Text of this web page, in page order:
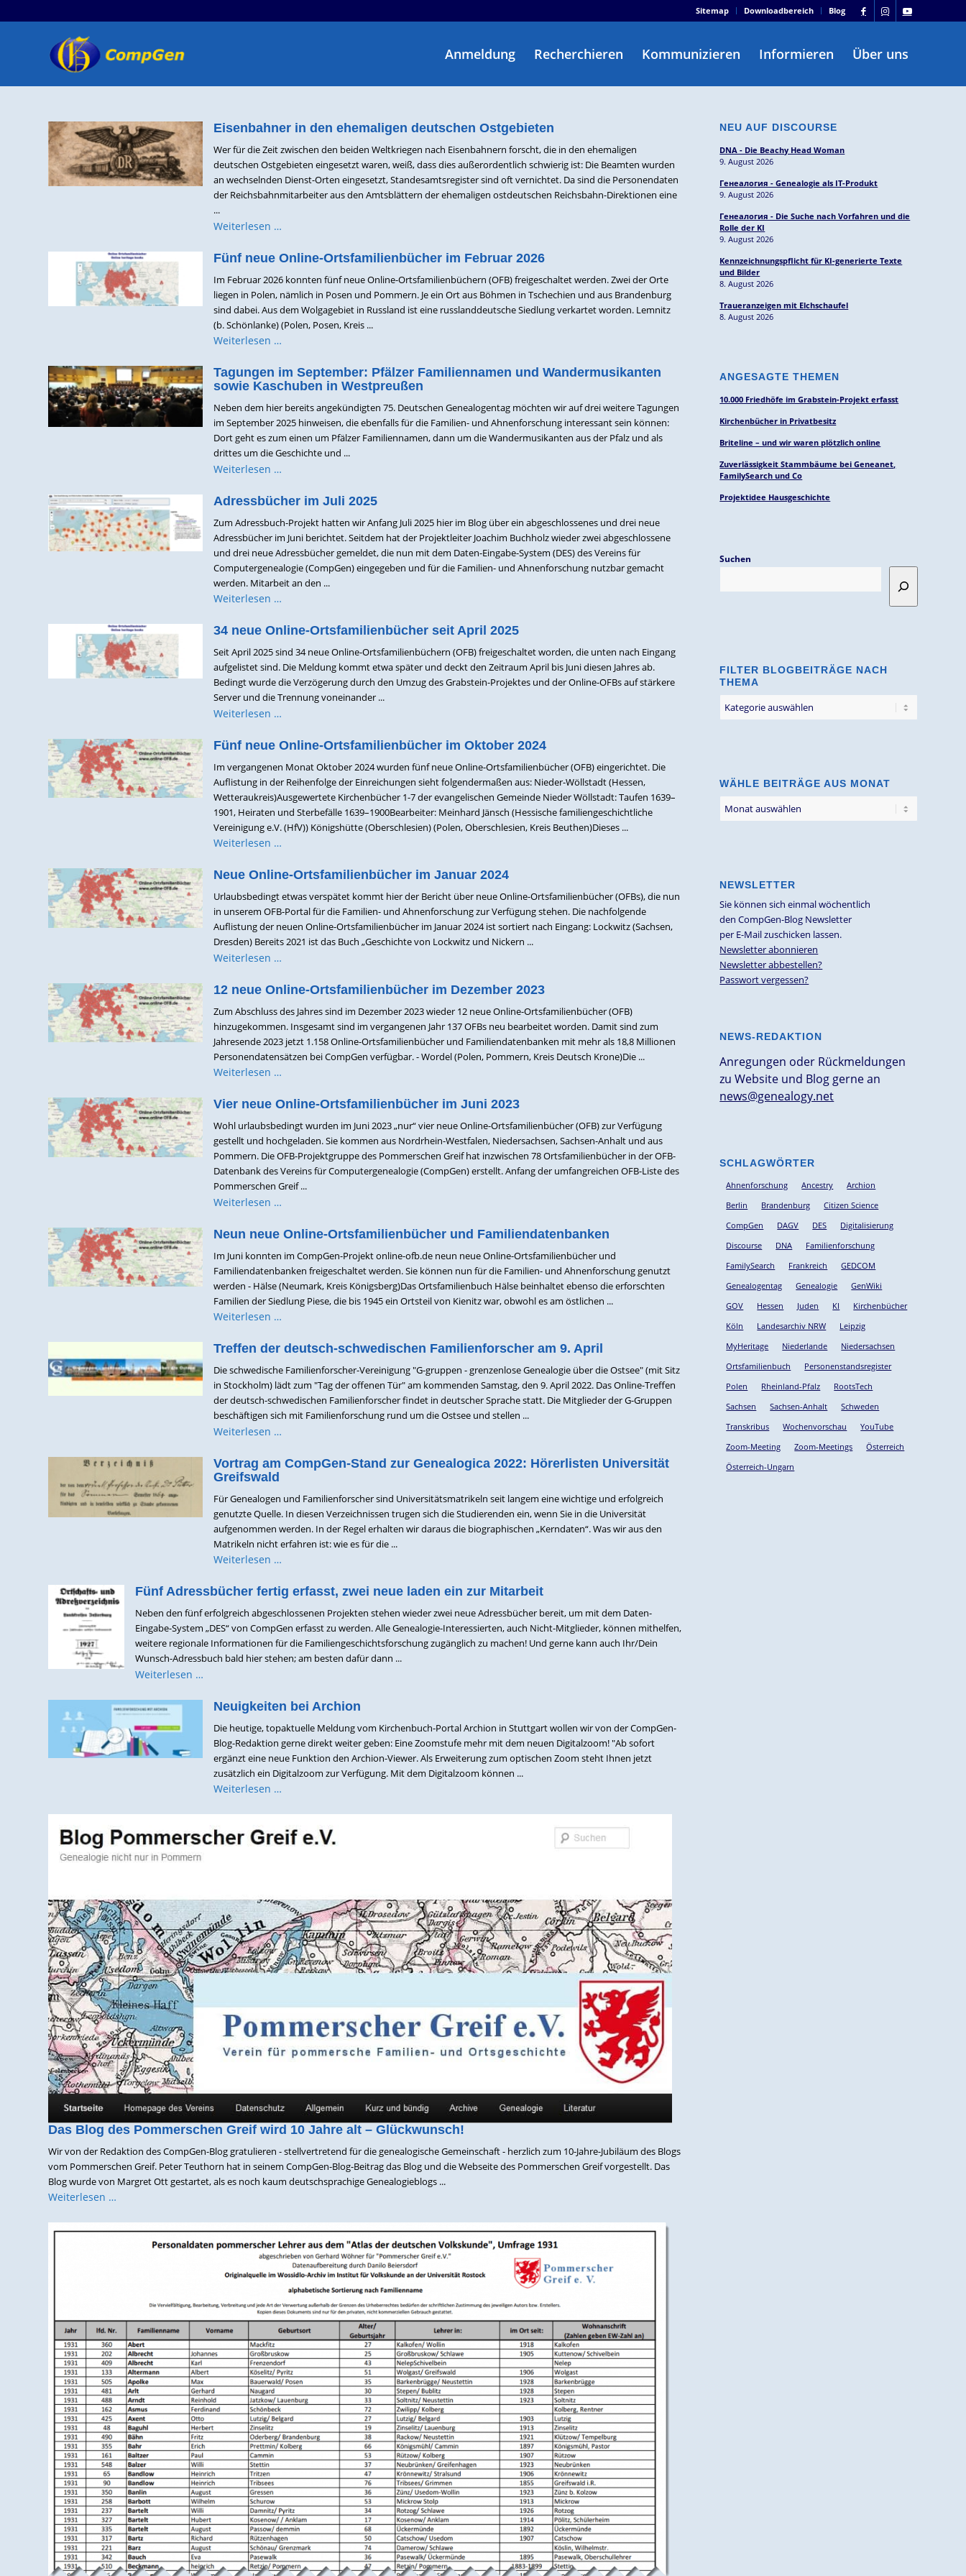
Sitemap Downloadbereich Blog
Anmeldung Recherchieren Kommunizieren Informieren Über uns
Eisenbahner in den ehemaligen deutschen Ostgebieten
Wer für die Zeit zwischen den beiden Weltkriegen nach Eisenbahnern forscht, die in den ehemaligen
deutschen Ostgebieten eingesetzt waren, weiß, dass dies außerordentlich schwierig ist: Die Beamten wurden
an wechselnden Dienst-Orten eingesetzt, Standesamtsregister sind oft vernichtet. Da sind die Personendaten
der Reichsbahnmitarbeiter aus den Amtsblättern der ehemaligen ostdeutschen Reichsbahn-Direktionen eine
...
Weiterlesen …
Fünf neue Online-Ortsfamilienbücher im Februar 2026
Im Februar 2026 konnten fünf neue Online-Ortsfamilienbüchern (OFB) freigeschaltet werden. Zwei der Orte
liegen in Polen, nämlich in Posen und Pommern. Je ein Ort aus Böhmen in Tschechien und aus Brandenburg
sind dabei. Aus dem Wolgagebiet in Russland ist eine russlanddeutsche Siedlung verkartet worden. Lemnitz
(b. Schönlanke) (Polen, Posen, Kreis ...
Weiterlesen …
Tagungen im September: Pfälzer Familiennamen und Wandermusikanten
sowie Kaschuben in Westpreußen
Neben dem hier bereits angekündigten 75. Deutschen Genealogentag möchten wir auf drei weitere Tagungen
im September 2025 hinweisen, die ebenfalls für die Familien- und Ahnenforschung interessant sein können:
Dort geht es zum einen um Pfälzer Familiennamen, dann um die Wandermusikanten aus der Pfalz und als
drittes um die Geschichte und ...
Weiterlesen …
Adressbücher im Juli 2025
Zum Adressbuch-Projekt hatten wir Anfang Juli 2025 hier im Blog über ein abgeschlossenes und drei neue
Adressbücher im Juni berichtet. Seitdem hat der Projektleiter Joachim Buchholz wieder zwei abgeschlossene
und drei neue Adressbücher gemeldet, die nun mit dem Daten-Eingabe-System (DES) des Vereins für
Computergenealogie (CompGen) eingegeben und für die Familien- und Ahnenforschung nutzbar gemacht
werden. Mitarbeit an den ...
Weiterlesen …
34 neue Online-Ortsfamilienbücher seit April 2025
Seit April 2025 sind 34 neue Online-Ortsfamilienbüchern (OFB) freigeschaltet worden, die unten nach Eingang
aufgelistet sind. Die Meldung kommt etwa später und deckt den Zeitraum April bis Juni diesen Jahres ab.
Bedingt wurde die Verzögerung durch den Umzug des Grabstein-Projektes und der Online-OFBs auf stärkere
Server und die Trennung voneinander ...
Weiterlesen …
Fünf neue Online-Ortsfamilienbücher im Oktober 2024
Im vergangenen Monat Oktober 2024 wurden fünf neue Online-Ortsfamilienbücher (OFB) eingerichtet. Die
Auflistung in der Reihenfolge der Einreichungen sieht folgendermaßen aus: Nieder-Wöllstadt (Hessen,
Wetteraukreis)Ausgewertete Kirchenbücher 1-7 der evangelischen Gemeinde Nieder Wöllstadt: Taufen 1639–
1901, Heiraten und Sterbefälle 1639–1900Bearbeiter: Meinhard Jänsch (Hessische familiengeschichtliche
Vereinigung e.V. (HfV)) Königshütte (Oberschlesien) (Polen, Oberschlesien, Kreis Beuthen)Dieses ...
Weiterlesen …
Neue Online-Ortsfamilienbücher im Januar 2024
Urlaubsbedingt etwas verspätet kommt hier der Bericht über neue Online-Ortsfamilienbücher (OFBs), die nun
in unserem OFB-Portal für die Familien- und Ahnenforschung zur Verfügung stehen. Die nachfolgende
Auflistung der neuen Online-Ortsfamilienbücher im Januar 2024 ist sortiert nach Eingang: Lockwitz (Sachsen,
Dresden) Bereits 2021 ist das Buch „Geschichte von Lockwitz und Nickern ...
Weiterlesen …
12 neue Online-Ortsfamilienbücher im Dezember 2023
Zum Abschluss des Jahres sind im Dezember 2023 wieder 12 neue Online-Ortsfamilienbücher (OFB)
hinzugekommen. Insgesamt sind im vergangenen Jahr 137 OFBs neu bearbeitet worden. Damit sind zum
Jahresende 2023 jetzt 1.158 Online-Ortsfamilienbücher und Familiendatenbanken mit mehr als 18,8 Millionen
Personendatensätzen bei CompGen verfügbar. - Wordel (Polen, Pommern, Kreis Deutsch Krone)Die ...
Weiterlesen …
Vier neue Online-Ortsfamilienbücher im Juni 2023
Wohl urlaubsbedingt wurden im Juni 2023 „nur“ vier neue Online-Ortsfamilienbücher (OFB) zur Verfügung
gestellt und hochgeladen. Sie kommen aus Nordrhein-Westfalen, Niedersachsen, Sachsen-Anhalt und aus
Pommern. Die OFB-Projektgruppe des Pommerschen Greif hat inzwischen 78 Ortsfamilienbücher in der OFB-
Datenbank des Vereins für Computergenealogie (CompGen) erstellt. Anfang der umfangreichen OFB-Liste des
Pommerschen Greif ...
Weiterlesen …
Neun neue Online-Ortsfamilienbücher und Familiendatenbanken
Im Juni konnten im CompGen-Projekt online-ofb.de neun neue Online-Ortsfamilienbücher und
Familiendatenbanken freigeschaltet werden. Sie können nun für die Familien- und Ahnenforschung genutzt
werden - Hälse (Neumark, Kreis Königsberg)Das Ortsfamilienbuch Hälse beinhaltet ebenso die erforschten
Familien der Siedlung Piese, die bis 1945 ein Ortsteil von Kienitz war, obwohl es am östlichen ...
Weiterlesen …
Treffen der deutsch-schwedischen Familienforscher am 9. April
Die schwedische Familienforscher-Vereinigung "G-gruppen - grenzenlose Genealogie über die Ostsee" (mit Sitz
in Stockholm) lädt zum "Tag der offenen Tür" am kommenden Samstag, den 9. April 2022. Das Online-Treffen
der deutsch-schwedischen Familienforscher findet in deutscher Sprache statt. Die Mitglieder der G-Gruppen
beschäftigen sich mit Familienforschung rund um die Ostsee und stellen ...
Weiterlesen …
Vortrag am CompGen-Stand zur Genealogica 2022: Hörerlisten Universität
Greifswald
Für Genealogen und Familienforscher sind Universitätsmatrikeln seit langem eine wichtige und erfolgreich
genutzte Quelle. In diesen Verzeichnissen trugen sich die Studierenden ein, wenn Sie in die Universität
aufgenommen werden. In der Regel erhalten wir daraus die biographischen „Kerndaten“. Was wir aus den
Matrikeln nicht erfahren ist: wie es für die ...
Weiterlesen …
Fünf Adressbücher fertig erfasst, zwei neue laden ein zur Mitarbeit
Neben den fünf erfolgreich abgeschlossenen Projekten stehen wieder zwei neue Adressbücher bereit, um mit dem Daten-
Eingabe-System „DES“ von CompGen erfasst zu werden. Alle Genealogie-Interessierten, auch Nicht-Mitglieder, können mithelfen,
weitere regionale Informationen für die Familiengeschichtsforschung zugänglich zu machen! Und gerne kann auch Ihr/Dein
Wunsch-Adressbuch bald hier stehen; am besten dafür dann ...
Weiterlesen …
Neuigkeiten bei Archion
Die heutige, topaktuelle Meldung vom Kirchenbuch-Portal Archion in Stuttgart wollen wir von der CompGen-
Blog-Redaktion gerne direkt weiter geben: Eine Zoomstufe mehr mit dem neuen Digitalzoom! "Ab sofort
ergänzt eine neue Funktion den Archion-Viewer. Als Erweiterung zum optischen Zoom steht Ihnen jetzt
zusätzlich ein Digitalzoom zur Verfügung. Mit dem Digitalzoom können ...
Weiterlesen …
Das Blog des Pommerschen Greif wird 10 Jahre alt – Glückwunsch!
Wir von der Redaktion des CompGen-Blog gratulieren - stellvertretend für die genealogische Gemeinschaft - herzlich zum 10-Jahre-Jubiläum des Blogs
vom Pommerschen Greif. Peter Teuthorn hat in seinem CompGen-Blog-Beitrag das Blog und die Webseite des Pommerschen Greif vorgestellt. Das
Blog wurde von Margret Ott gestartet, als es noch kaum deutschsprachige Genealogieblogs ...
Weiterlesen …
NEU AUF DISCOURSE
DNA - Die Beachy Head Woman
9. August 2026
Генеалогия - Genealogie als IT-Produkt
9. August 2026
Генеалогия - Die Suche nach Vorfahren und die
Rolle der KI
9. August 2026
Kennzeichnungspflicht für KI-generierte Texte
und Bilder
8. August 2026
Traueranzeigen mit Elchschaufel
8. August 2026
ANGESAGTE THEMEN
10.000 Friedhöfe im Grabstein-Projekt erfasst
Kirchenbücher in Privatbesitz
Briteline – und wir waren plötzlich online
Zuverlässigkeit Stammbäume bei Geneanet,
FamilySearch und Co
Projektidee Hausgeschichte
Suchen
FILTER BLOGBEITRÄGE NACH
THEMA
Blogbeiträge
WÄHLE BEITRÄGE AUS MONAT
NEWSLETTER
Sie können sich einmal wöchentlich
den CompGen-Blog Newsletter
per E-Mail zuschicken lassen.
Newsletter abonnieren
Newsletter abbestellen?
Passwort vergessen?
NEWS-REDAKTION
Anregungen oder Rückmeldungen
zu Website und Blog gerne an
news@genealogy.net
SCHLAGWÖRTER
Ahnenforschung Ancestry
Archion
Berlin
Brandenburg
Citizen Science
CompGen
DAGV DES
Digitalisierung
Discourse
DNA
Familienforschung
FamilySearch
Frankreich
GEDCOM
Genealogentag
Genealogie
GenWiki
GOV
Hessen Juden KI
Kirchenbücher
Köln
Landesarchiv NRW
Leipzig
MyHeritage
Niederlande
Niedersachsen
Ortsfamilienbuch
Personenstandsregister
Polen
Rheinland-Pfalz
RootsTech
Sachsen
Sachsen-Anhalt
Schweden
Transkribus
Wochenvorschau
YouTube
Zoom-Meeting
Zoom-Meetings
Österreich
Österreich-Ungarn